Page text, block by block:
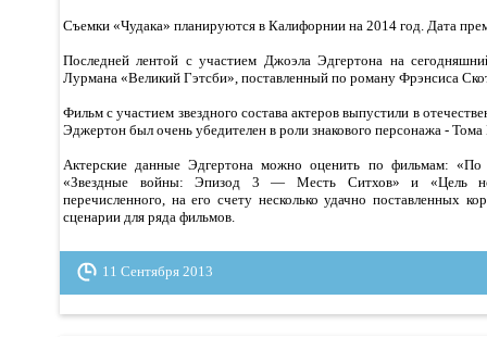
Съемки «Чудака» планируются в Калифорнии на 2014 год. Дата
Последней лентой с участием Джоэла Эдгертона на
Лурмана «Великий Гэтсби», поставленный по роману Фрэнсиса
Фильм с участием звездного состава актеров выпустили в
Эджертон был очень убедителен в роли знакового персонажа -
Актерские данные Эдгертона можно оценить по фильмам: «По
«Звездные войны: Эпизод 3 — Месть Ситхов» и «Цель
перечисленного, на его счету несколько удачно поставленных
сценарии для ряда фильмов.
11 Сентября 2013